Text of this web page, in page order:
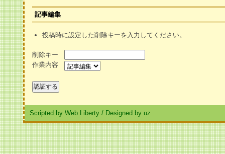
記事編集
投稿時に設定した削除キーを入力してください。
削除キー
作業内容
Scripted by Web Liberty / Designed by uz